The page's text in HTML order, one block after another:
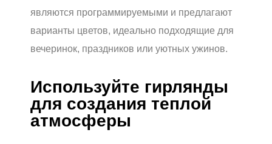
являются программируемыми и предлагают
варианты цветов, идеально подходящие для
вечеринок, праздников или уютных ужинов.
Используйте гирлянды
для создания теплой
атмосферы